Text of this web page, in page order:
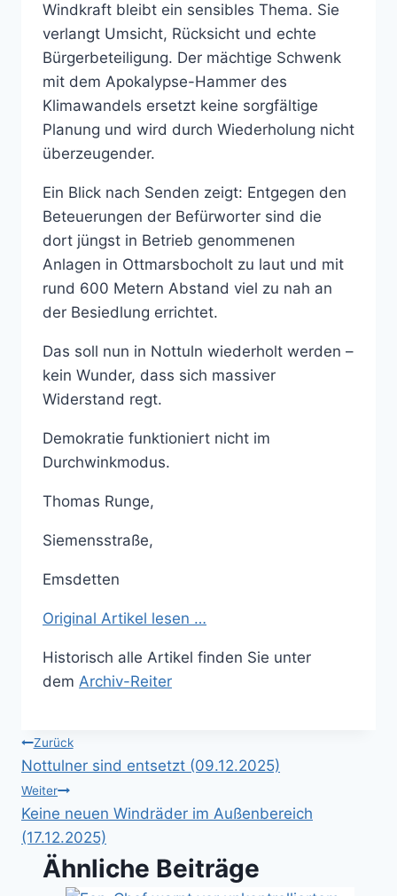
Windkraft bleibt ein sensibles Thema. Sie
verlangt Umsicht, Rücksicht und echte
Bürgerbeteiligung. Der mächtige Schwenk
mit dem Apokalypse-Hammer des
Klimawandels ersetzt keine sorgfältige
Planung und wird durch Wiederholung nicht
überzeugender.
Ein Blick nach Senden zeigt: Entgegen den
Beteuerungen der Befürworter sind die
dort jüngst in Betrieb genommenen
Anlagen in Ottmarsbocholt zu laut und mit
rund 600 Metern Abstand viel zu nah an
der Besiedlung errichtet.
Das soll nun in Nottuln wiederholt werden –
kein Wunder, dass sich massiver
Widerstand regt.
Demokratie funktioniert nicht im
Durchwinkmodus.
Thomas Runge,
Siemensstraße,
Emsdetten
Original Artikel lesen …
Historisch alle Artikel finden Sie unter
dem Archiv-Reiter
Beitragsnavigation
Zurück
Nottulner sind entsetzt (09.12.2025)
Weiter
Keine neuen Windräder im Außenbereich
(17.12.2025)
Ähnliche Beiträge